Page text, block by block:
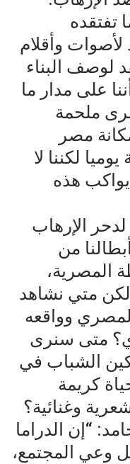
تفتقده
لأصوات وأقلام
لوصف البناء
على مدار ما
ملحمة
مصر
يوميا لكننا لا
هذه
الإرهاب
من
المصرية،
متي نشاهد
وواقعه
متى سنرى
الشباب في
كريمة
وغنائية؟
“إن الدراما
وعي المجتمع،